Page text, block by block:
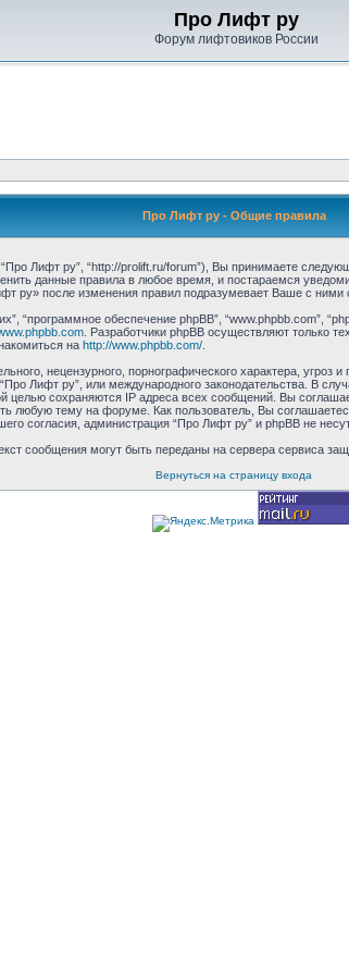
Про Лифт ру
Форум лифтовиков России
Про Лифт ру - Общие правила
Лифт ру”, “http://prolift.ru/forum”), Вы принимаете
данные правила в любое время, и постараемся
ру» после изменения правил подразумевает Ваше с ними
обеспечение phpBB”, “www.phpbb.com”,
. Разработчики phpBB осуществляют только
на http://www.phpbb.com/.
нецензурного, порнографического характера,
Лифт ру”, или международного законодательства. В
целью сохраняются IP адреса всех сообщений. Вы
любую тему на форуме. Как пользователь, Вы
согласия, администрация “Про Лифт ру” и phpBB не
сообщения могут быть переданы на сервера сервиса
Вернуться на страницу входа